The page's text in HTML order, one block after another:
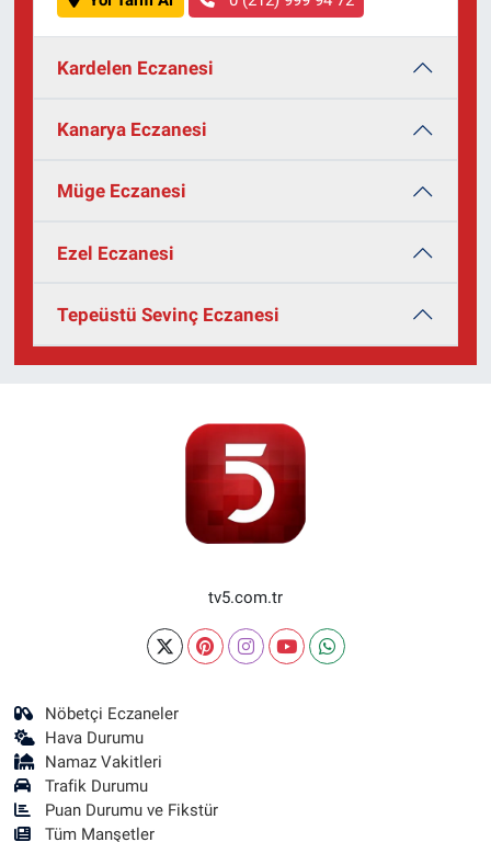
Kardelen Eczanesi
Kanarya Eczanesi
Müge Eczanesi
Ezel Eczanesi
Tepeüstü Sevinç Eczanesi
tv5.com.tr
Nöbetçi Eczaneler
Hava Durumu
Namaz Vakitleri
Trafik Durumu
Puan Durumu ve Fikstür
Tüm Manşetler